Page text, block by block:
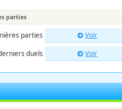
parties
parties Voir
duels Voir